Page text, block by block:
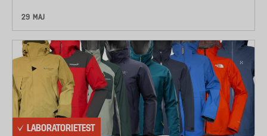
29 MAJ
LABORATORIETEST